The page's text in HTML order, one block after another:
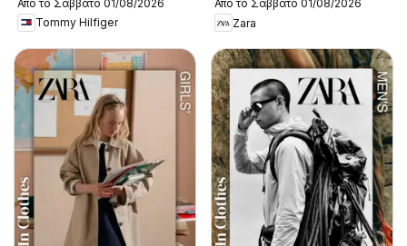
New in Men
Από το Σάββατο 01/08/2026
Tommy Hilfiger
Από το Σάββατο 01/08/2026
Zara